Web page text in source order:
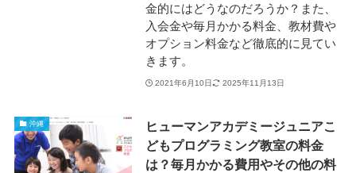
金的にはどうなのだろうか？また、
入会金や毎月かかる料金、教材費や
オプション料金など徹底的に見てい
きます。
2021年6月10日 2025年11月13日
沖縄
ヒューマンアカデミージュニアこ
どもプログラミング教室の料金
は？毎月かかる費用やその他の料